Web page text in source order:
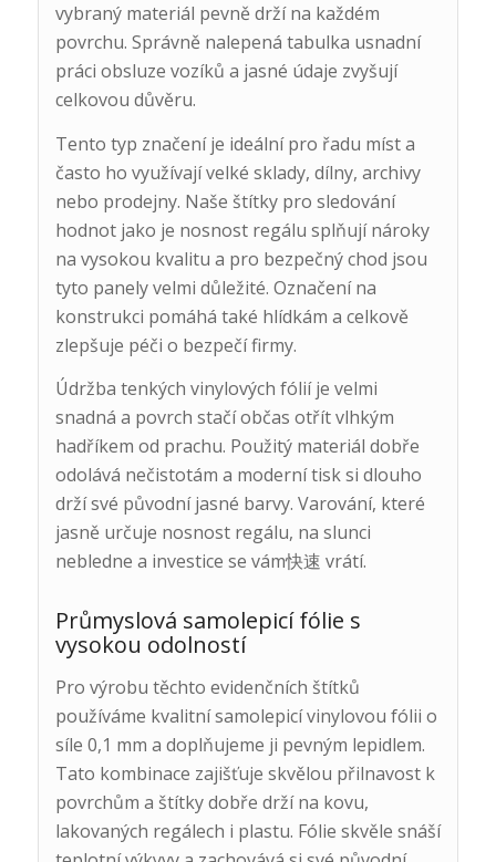
vybraný materiál pevně drží na každém
povrchu. Správně nalepená tabulka usnadní
práci obsluze vozíků a jasné údaje zvyšují
celkovou důvěru.
Tento typ značení je ideální pro řadu míst a
často ho využívají velké sklady, dílny, archivy
nebo prodejny. Naše štítky pro sledování
hodnot jako je nosnost regálu splňují nároky
na vysokou kvalitu a pro bezpečný chod jsou
tyto panely velmi důležité. Označení na
konstrukci pomáhá také hlídkám a celkově
zlepšuje péči o bezpečí firmy.
Údržba tenkých vinylových fólií je velmi
snadná a povrch stačí občas otřít vlhkým
hadříkem od prachu. Použitý materiál dobře
odolává nečistotám a moderní tisk si dlouho
drží své původní jasné barvy. Varování, které
jasně určuje nosnost regálu, na slunci
nebledne a investice se vám快速 vrátí.
Průmyslová samolepicí fólie s
vysokou odolností
Pro výrobu těchto evidenčních štítků
používáme kvalitní samolepicí vinylovou fólii o
síle 0,1 mm a doplňujeme ji pevným lepidlem.
Tato kombinace zajišťuje skvělou přilnavost k
povrchům a štítky dobře drží na kovu,
lakovaných regálech i plastu. Fólie skvěle snáší